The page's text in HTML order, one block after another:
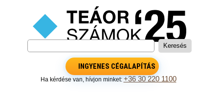
INGYENES CÉGALAPÍTÁS
Ha kérdése van, hívjon minket: +36 30 220 1100